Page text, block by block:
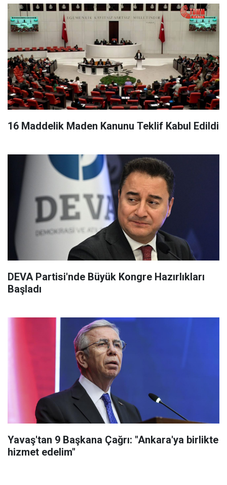
16 Maddelik Maden Kanunu Teklif Kabul Edildi
DEVA Partisi'nde Büyük Kongre Hazırlıkları
Başladı
Yavaş'tan 9 Başkana Çağrı: "Ankara'ya birlikte
hizmet edelim"